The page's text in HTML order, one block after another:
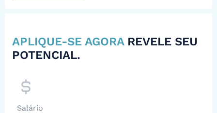
APLIQUE-SE AGORA REVELE SEU
POTENCIAL.
Salário